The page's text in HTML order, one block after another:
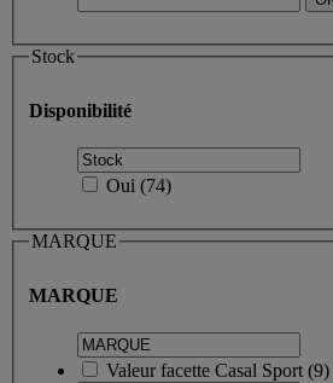
Stock
Disponibilité
Oui (74)
MARQUE
MARQUE
Valeur facette Casal Sport (9)